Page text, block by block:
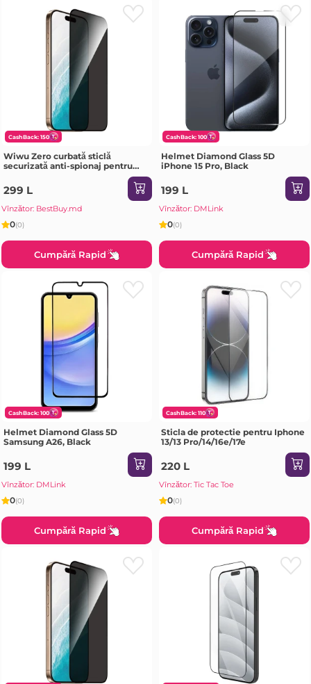
CashBack: 150
Wiwu Zero curbată sticlă
securizată anti-spionaj pentru
transparentă Sticlă de protecție
299 L
Vînzător: BestBuy.md
0(0)
Cumpără Rapid
CashBack: 100
Helmet Diamond Glass 5D
iPhone 15 Pro, Black
199 L
Vînzător: DMLink
0(0)
Cumpără Rapid
CashBack: 100
Helmet Diamond Glass 5D
Samsung A26, Black
199 L
Vînzător: DMLink
0(0)
Cumpără Rapid
CashBack: 110
Sticla de protectie pentru Iphone
13/13 Pro/14/16e/17e
220 L
Vînzător: Tic Tac Toe
0(0)
Cumpără Rapid